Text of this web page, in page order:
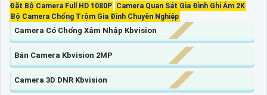
Đặt Bộ Camera Full HD 1080P Camera Quan Sát Gia Đình Ghi Âm 2K
Bộ Camera Chống Trộm Gia Đình Chuyên Nghiệp
Camera Có Chống Xâm Nhập Kbvision
Bán Camera Kbvision 2MP
Camera 3D DNR Kbvision